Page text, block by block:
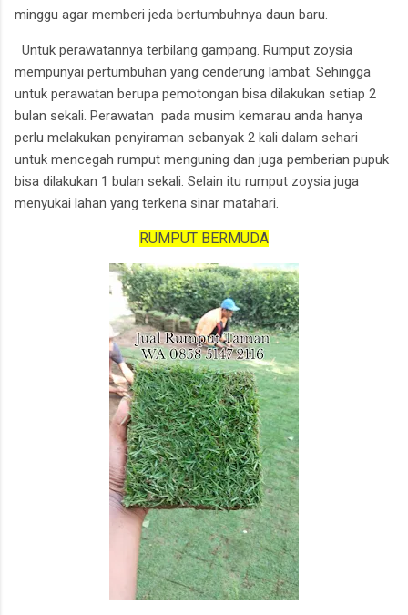
minggu agar memberi jeda bertumbuhnya daun baru.
Untuk perawatannya terbilang gampang. Rumput zoysia
mempunyai pertumbuhan yang cenderung lambat. Sehingga
untuk perawatan berupa pemotongan bisa dilakukan setiap 2
bulan sekali. Perawatan pada musim kemarau anda hanya
perlu melakukan penyiraman sebanyak 2 kali dalam sehari
untuk mencegah rumput menguning dan juga pemberian pupuk
bisa dilakukan 1 bulan sekali. Selain itu rumput zoysia juga
menyukai lahan yang terkena sinar matahari.
RUMPUT BERMUDA